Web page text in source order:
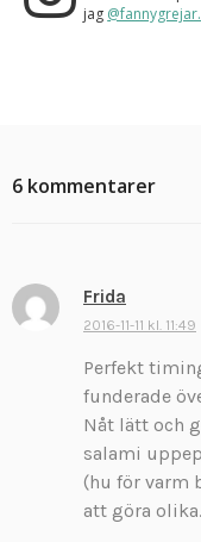
jag @fannygrejar.
6 kommentarer
Frida
k
i
v
e
r
:
2016-11-11 kl. 11:49
Perfekt
funderade
Nåt lätt och
salami
(hu för varm
att göra olika.